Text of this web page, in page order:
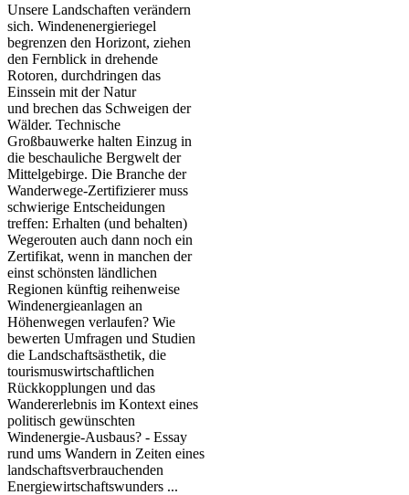
Unsere Landschaften verändern
sich. Windenenergieriegel
begrenzen den Horizont, ziehen
den Fernblick in drehende
Rotoren, durchdringen das
Einssein mit der Natur
und brechen das Schweigen der
Wälder. Technische
Großbauwerke halten Einzug in
die beschauliche Bergwelt der
Mittelgebirge. Die Branche der
Wanderwege-Zertifizierer muss
schwierige Entscheidungen
treffen: Erhalten (und behalten)
Wegerouten auch dann noch ein
Zertifikat, wenn in manchen der
einst schönsten ländlichen
Regionen künftig reihenweise
Windenergieanlagen an
Höhenwegen verlaufen? Wie
bewerten Umfragen und Studien
die Landschaftsästhetik, die
tourismuswirtschaftlichen
Rückkopplungen und das
Wandererlebnis im Kontext eines
politisch gewünschten
Windenergie-Ausbaus? - Essay
rund ums Wandern in Zeiten eines
landschaftsverbrauchenden
Energiewirtschaftswunders ...